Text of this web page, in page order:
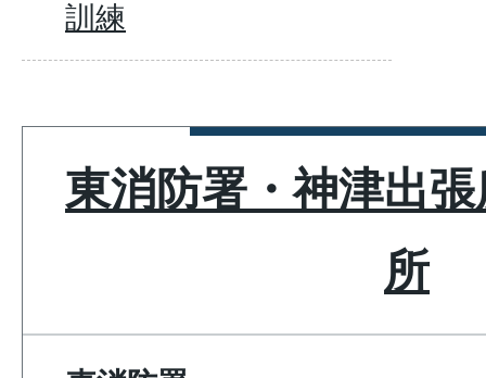
訓練
東消防署・神津出
所